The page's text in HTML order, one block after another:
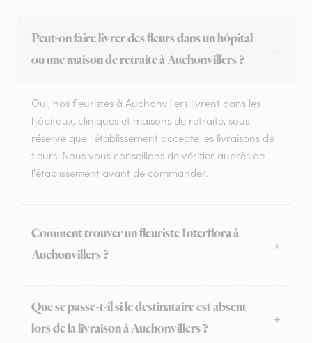
Peut-on faire livrer des fleurs dans un hôpital
ou une maison de retraite à Auchonvillers ?
Oui, nos fleuristes à Auchonvillers livrent dans les
hôpitaux, cliniques et maisons de retraite, sous
réserve que l'établissement accepte les livraisons de
fleurs. Nous vous conseillons de vérifier auprès de
l'établissement avant de commander.
Comment trouver un fleuriste Interflora à
Auchonvillers ?
Que se passe-t-il si le destinataire est absent
lors de la livraison à Auchonvillers ?